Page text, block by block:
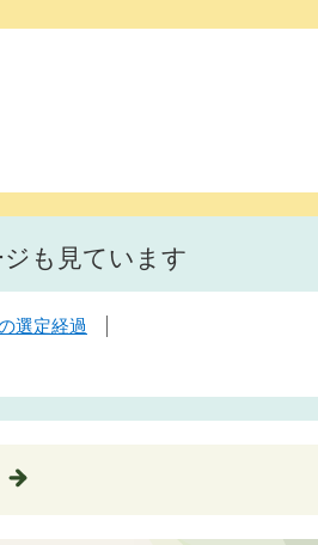
も見ています
選定経過